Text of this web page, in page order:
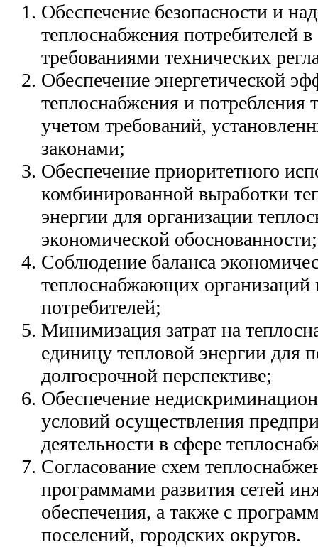
Обеспечение безопасности и
теплоснабжения потребителей в
требованиями технических
Обеспечение энергетической
теплоснабжения и потребления
учетом требований,
законами;
Обеспечение приоритетного
комбинированной выработки
энергии для организации
экономической обоснованности;
Соблюдение баланса
теплоснабжающих организаций
потребителей;
Минимизация затрат на
единицу тепловой энергии для
долгосрочной перспективе;
Обеспечение
условий осуществления
деятельности в сфере
Согласование схем
программами развития сетей
обеспечения, а также с
поселений, городских округов.